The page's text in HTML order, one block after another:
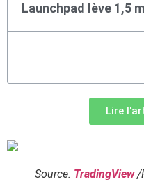
Launchpad lève 1,5
Lire
Source: TradingView/